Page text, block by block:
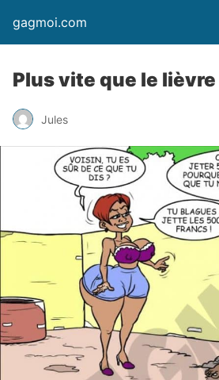
gagmoi.com
Plus vite que le
Jules